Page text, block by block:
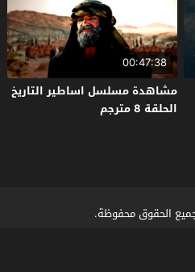
00:47:38
مشاهدة مسلسل اساطير التاريخ
الحلقة 8 مترجم